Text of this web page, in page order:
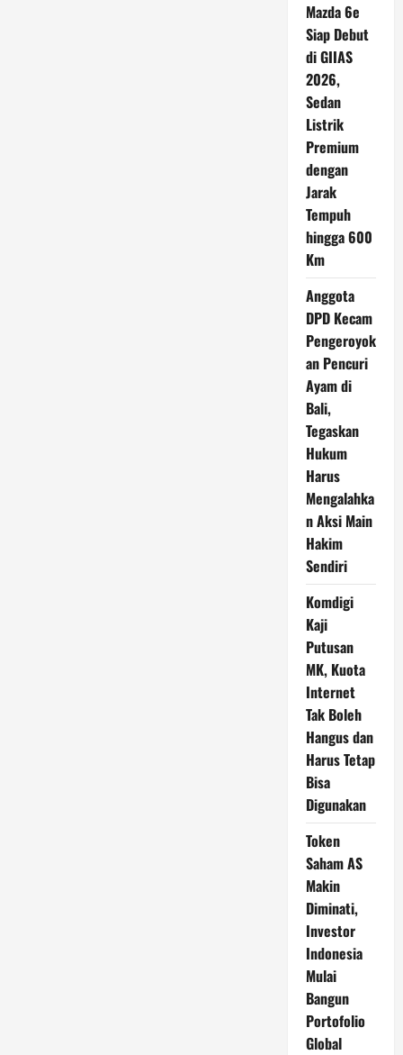
Mazda 6e
Siap Debut
di GIIAS
2026,
Sedan
Listrik
Premium
dengan
Jarak
Tempuh
hingga 600
Km
Anggota
DPD Kecam
Pengeroyok
an Pencuri
Ayam di
Bali,
Tegaskan
Hukum
Harus
Mengalahka
n Aksi Main
Hakim
Sendiri
Komdigi
Kaji
Putusan
MK, Kuota
Internet
Tak Boleh
Hangus dan
Harus Tetap
Bisa
Digunakan
Token
Saham AS
Makin
Diminati,
Investor
Indonesia
Mulai
Bangun
Portofolio
Global